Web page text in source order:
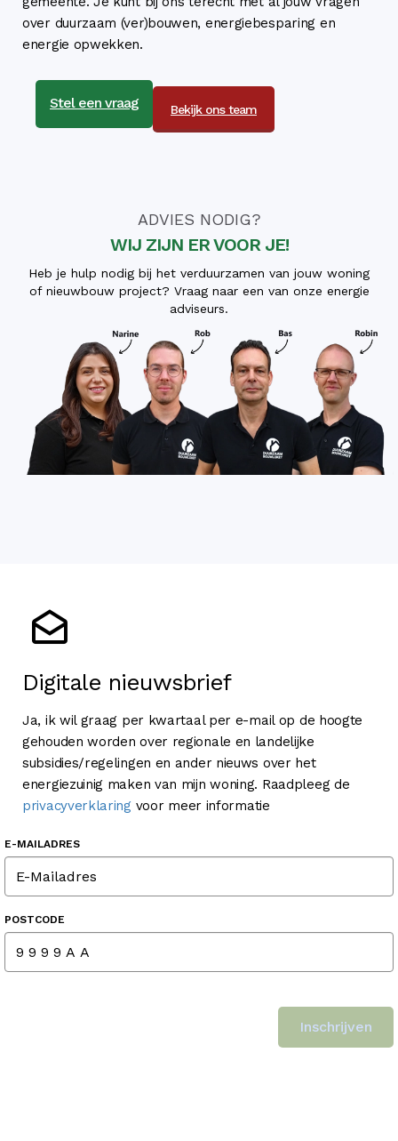
over duurzaam (ver)bouwen, energiebesparing en
energie opwekken.
Bekijk ons team
Stel een vraag
ADVIES NODIG?
WIJ ZIJN ER VOOR JE!
Heb je hulp nodig bij het verduurzamen van jouw woning
of nieuwbouw project? Vraag naar een van onze energie
adviseurs.
Digitale nieuwsbrief
Ja, ik wil graag per kwartaal per e-mail op de hoogte
gehouden worden over regionale en landelijke
subsidies/regelingen en ander nieuws over het
energiezuinig maken van mijn woning. Raadpleeg de
privacyverklaringvoor meer informatie
E-MAILADRES
POSTCODE
Inschrijven